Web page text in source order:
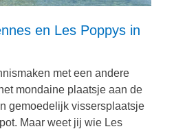
en Les Poppys in
met een andere
mondaine plaatsje aan de
gemoedelijk vissersplaatsje
Maar weet jij wie Les